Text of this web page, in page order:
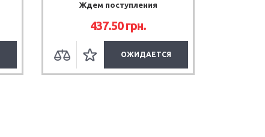
Ждем поступления
437.50грн.
ОЖИДАЕТСЯ